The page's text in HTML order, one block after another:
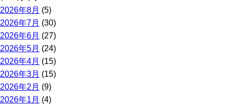
2026年8月 (5)
2026年7月 (30)
2026年6月 (27)
2026年5月 (24)
2026年4月 (15)
2026年3月 (15)
2026年2月 (9)
2026年1月 (4)